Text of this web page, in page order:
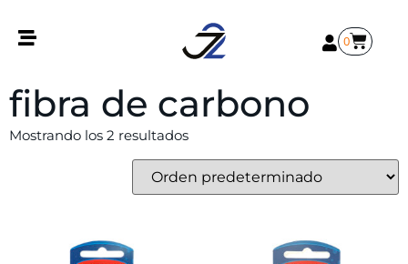
0
fibra de carbono
Mostrando los 2 resultados